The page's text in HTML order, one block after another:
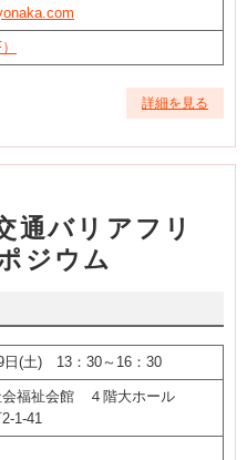
詳細を見る
通バリアフリ
ジウム
日(土) 13：30～16：30
会福祉会館 ４階大ホール
1-41